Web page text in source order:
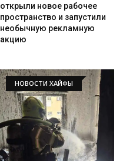
открыли новое рабочее
пространство и запустили
необычную рекламную
акцию
НОВОСТИ ХАЙФЫ